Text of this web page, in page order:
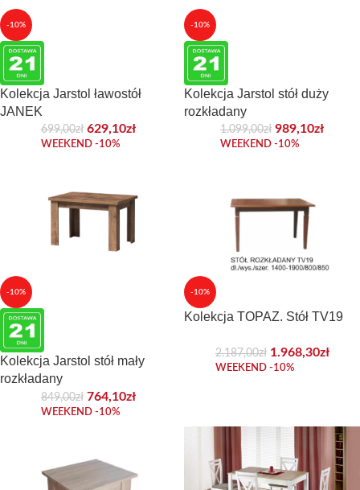
-10%
Kolekcja Jarstol ławostół
JANEK
699,00zł 629,10zł
WEEKEND -10%
-10%
Kolekcja Jarstol stół duży
rozkładany
1.099,00zł 989,10zł
WEEKEND -10%
-10%
Kolekcja Jarstol stół mały
rozkładany
849,00zł 764,10zł
WEEKEND -10%
-10%
Kolekcja TOPAZ. Stół TV19
2.187,00zł 1.968,30zł
WEEKEND -10%